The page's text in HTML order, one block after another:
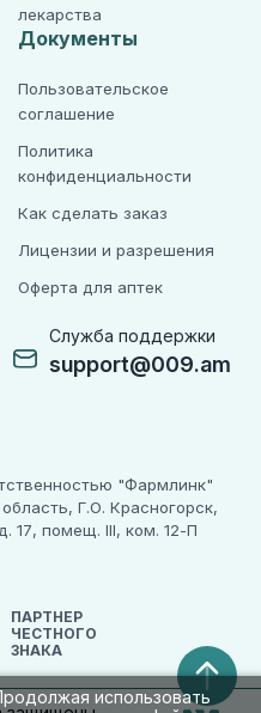
использовать
Служба поддержки
support@009.am
лекарства
Документы
Пользовательское
соглашение
Политика
конфиденциальности
Как сделать заказ
Лицензии и разрешения
Оферта для аптек
"Фармлинк"
Г.О. Красногорск,
17, помещ. III, ком. 12-П
ПАРТНЕР
ЧЕСТНОГО
ЗНАКА